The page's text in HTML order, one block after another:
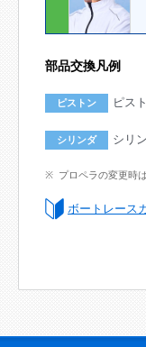
部品交換凡例
ピストン ピス
シリンダ シリ
プロペラの変更時
ボートレース